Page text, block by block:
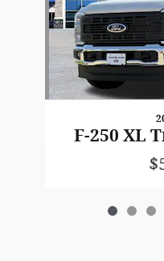
F-250 XL